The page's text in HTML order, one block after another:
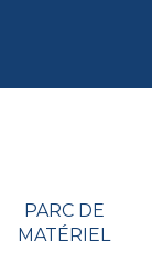
PARC DE
MATÉRIEL